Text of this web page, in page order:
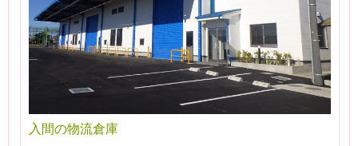
入間の物流倉庫